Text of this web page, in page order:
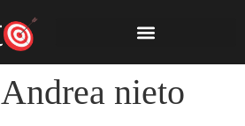
Andrea nieto